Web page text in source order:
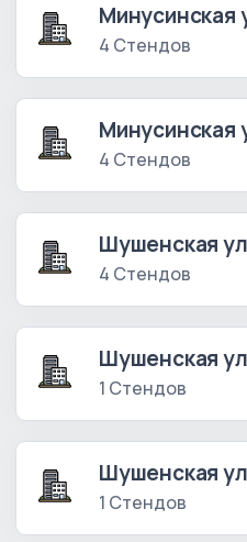
4 Стендов
4 Стендов
Шушенская
4 Стендов
Шушенская
1 Стендов
Шушенская
1 Стендов